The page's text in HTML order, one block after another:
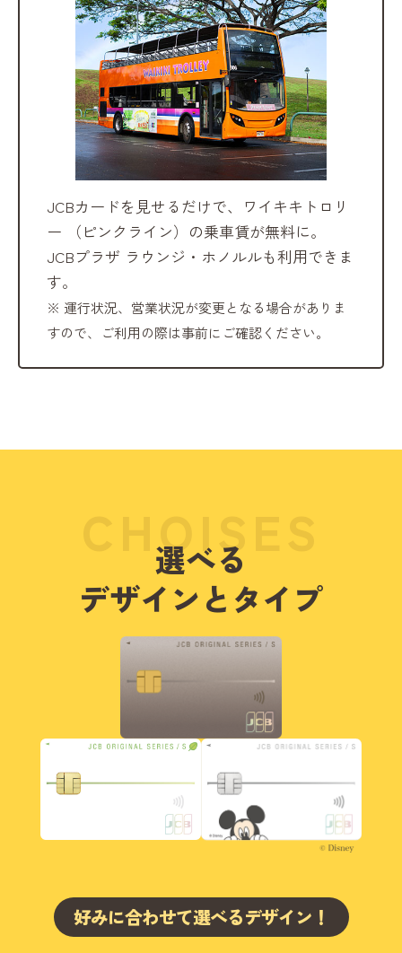
JCBカードを見せるだけで、ワイキキトロリ
ー
（ピンクライン）の乗車賃が無料に。
JCBプラザ ラウンジ・ホノルルも利用できま
す。
※ 運行状況、営業状況が変更となる場合がありま
すので、ご利用の際は事前にご確認ください。
CHOISES
選べる
デザインとタイプ
好みに合わせて選べるデザイン！